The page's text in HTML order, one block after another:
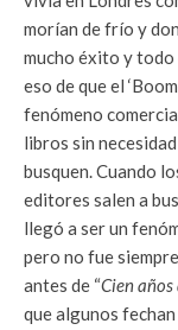
morían de frío y
mucho éxito y todo
eso de que el
fenómeno
libros sin
busquen. Cuando
editores salen a
llegó a ser un
pero no fue
antes de “Cien
que algunos